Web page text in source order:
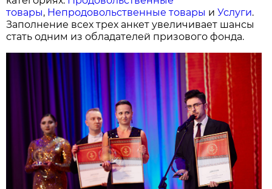
товары, Непродовольственные товары иУслуги.
Заполнение всех трех анкет увеличивает шансы
стать одним из обладателей призового фонда.